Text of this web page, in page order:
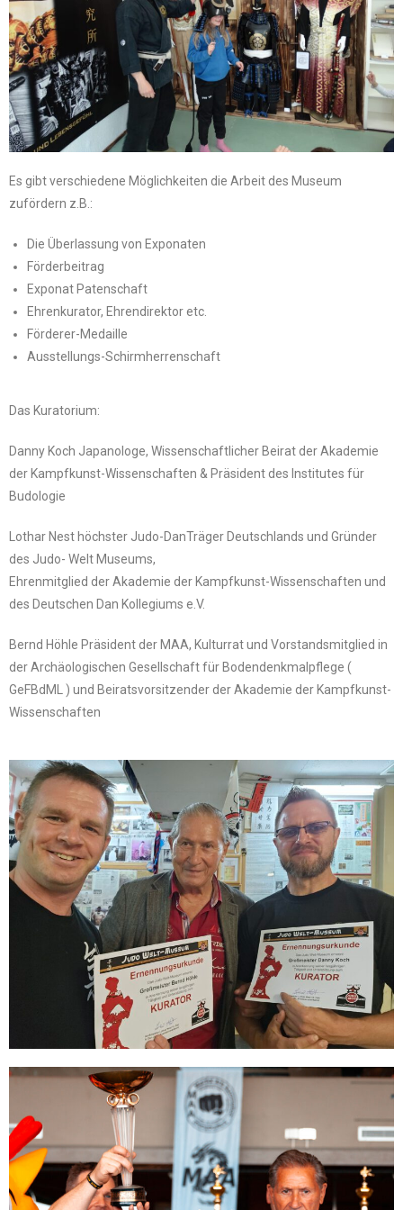
Es gibt verschiedene Möglichkeiten die Arbeit des Museum
zufördern z.B.:
Die Überlassung von Exponaten
Förderbeitrag
Exponat Patenschaft
Ehrenkurator, Ehrendirektor etc.
Förderer-Medaille
Ausstellungs-Schirmherrenschaft
Das Kuratorium:
Danny Koch Japanologe, Wissenschaftlicher Beirat der Akademie
der Kampfkunst-Wissenschaften & Präsident des Institutes für
Budologie
Lothar Nest höchster Judo-DanTräger Deutschlands und Gründer
des Judo- Welt Museums,
Ehrenmitglied der Akademie der Kampfkunst-Wissenschaften und
des Deutschen Dan Kollegiums e.V.
Bernd Höhle Präsident der MAA, Kulturrat und Vorstandsmitglied in
der Archäologischen Gesellschaft für Bodendenkmalpflege (
GeFBdML ) und Beiratsvorsitzender der Akademie der Kampfkunst-
Wissenschaften